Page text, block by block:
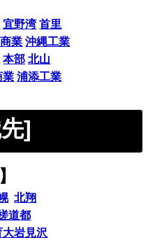
宜野湾 首里
業 沖縄工業
本部 北山
業 浦添工業
]
北翔
道都
岩見沢